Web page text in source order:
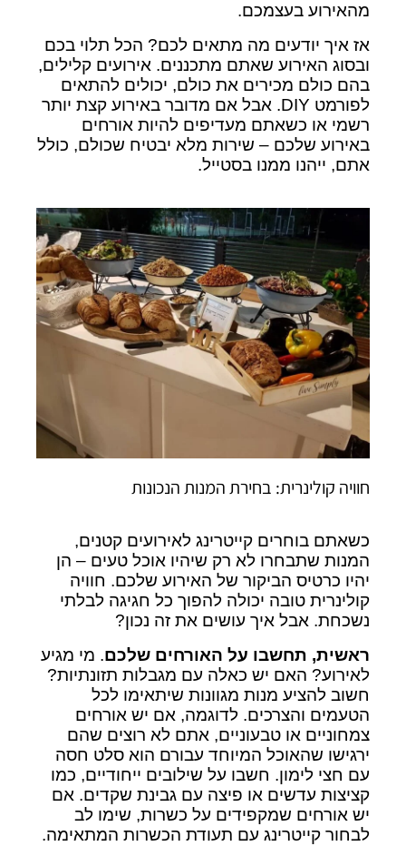
מהאירוע בעצמכם.
אז איך יודעים מה מתאים לכם? הכל תלוי בכם
ובסוג האירוע שאתם מתכננים. אירועים קלילים,
בהם כולם מכירים את כולם, יכולים להתאים
לפורמט DIY. אבל אם מדובר באירוע קצת יותר
רשמי או כשאתם מעדיפים להיות אורחים
באירוע שלכם – שירות מלא יבטיח שכולם, כולל
אתם, ייהנו ממנו בסטייל.
חוויה קולינרית: בחירת המנות הנכונות
כשאתם בוחרים קייטרינג לאירועים קטנים,
המנות שתבחרו לא רק שיהיו אוכל טעים – הן
יהיו כרטיס הביקור של האירוע שלכם. חוויה
קולינרית טובה יכולה להפוך כל חגיגה לבלתי
נשכחת. אבל איך עושים את זה נכון?
ראשית, תחשבו על האורחים שלכם. מי מגיע
לאירוע? האם יש כאלה עם מגבלות תזונתיות?
חשוב להציע מנות מגוונות שיתאימו לכל
הטעמים והצרכים. לדוגמה, אם יש אורחים
צמחוניים או טבעוניים, אתם לא רוצים שהם
ירגישו שהאוכל המיוחד עבורם הוא סלט חסה
עם חצי לימון. חשבו על שילובים ייחודיים, כמו
קציצות עדשים או פיצה עם גבינת שקדים. אם
יש אורחים שמקפידים על כשרות, שימו לב
לבחור קייטרינג עם תעודת הכשרות המתאימה.